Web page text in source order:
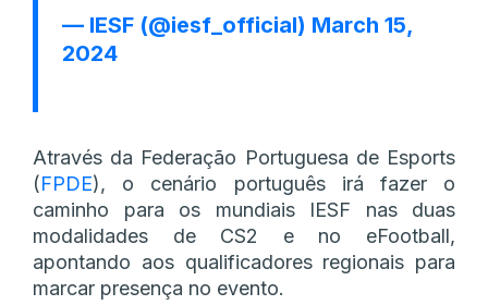
— IESF (@iesf_official) March 15,
2024
Através da Federação Portuguesa de Esports
(FPDE), o cenário português irá fazer o
caminho para os mundiais IESF nas duas
modalidades de CS2 e no eFootball,
apontando aos qualificadores regionais para
marcar presença no evento.